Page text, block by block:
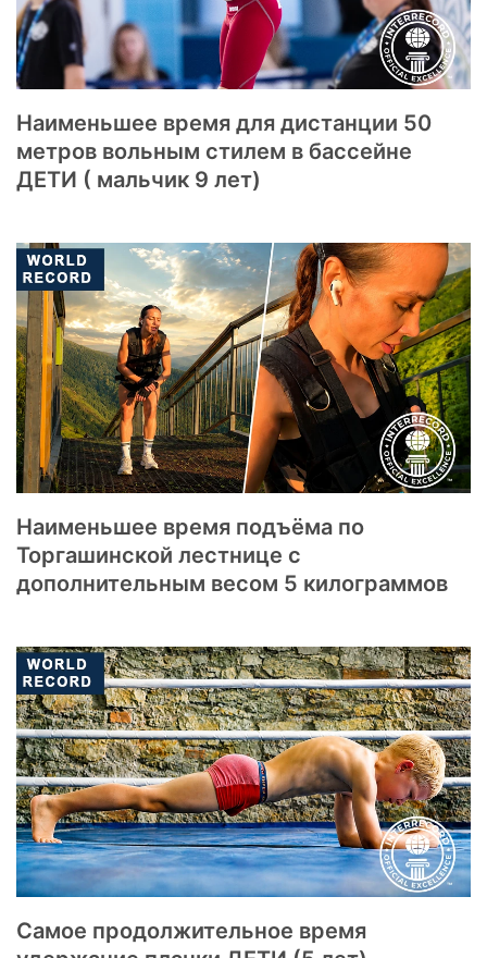
Наименьшее время для дистанции 50
метров вольным стилем в бассейне
ДЕТИ ( мальчик 9 лет)
Наименьшее время подъёма по
Торгашинской лестнице с
дополнительным весом 5 килограммов
Самое продолжительное время